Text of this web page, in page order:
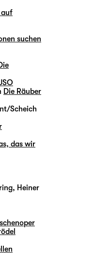
auf
suchen
Die Räuber
Scheich
das wir
Heiner